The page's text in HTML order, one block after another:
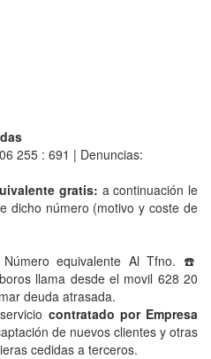
255 : 691 | Denuncias:
gratis: a continuación le
dicho número (motivo y coste de
equivalente Al Tfno. ☎️
llama desde el movil 628 20
deuda atrasada.
contratado por Empresa
de nuevos clientes y otras
cedidas a terceros.